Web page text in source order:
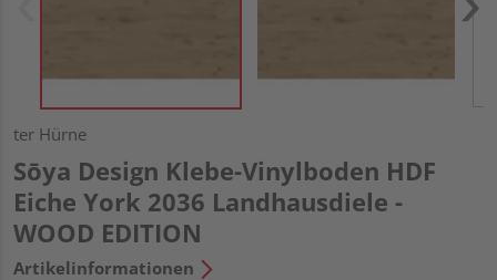
ter Hürne
Sōya Design Klebe-Vinylboden HDF
Eiche York 2036 Landhausdiele -
WOOD EDITION
Artikelinformationen